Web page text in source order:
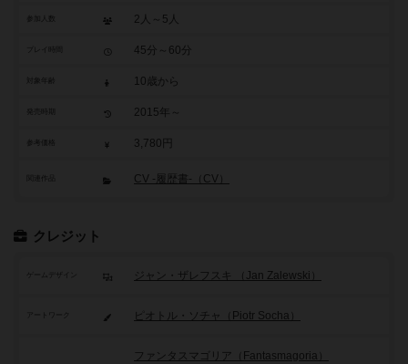
参加人数 2人～5人
45分～60分
10歳から
2015年～
参考価格 3,780円
関連作品 CV -履歴書-（CV）
クレジット
ゲームデザイン ジャン・ザレフスキ （Jan Zalewski）
アートワーク ピオトル・ソチャ（Piotr Socha）
ファンタスマゴリア（Fantasmagoria）